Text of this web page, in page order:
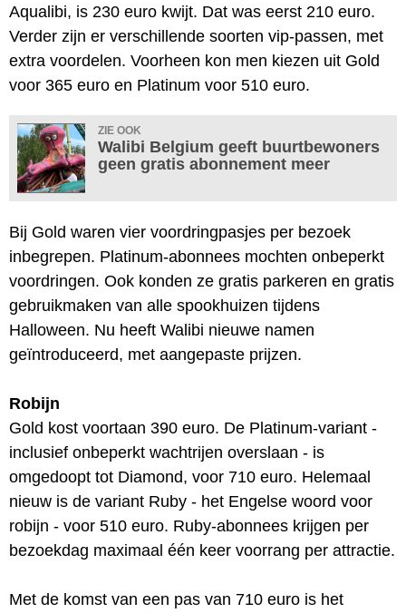
Aqualibi, is 230 euro kwijt. Dat was eerst 210 euro.
Verder zijn er verschillende soorten vip-passen, met
extra voordelen. Voorheen kon men kiezen uit Gold
voor 365 euro en Platinum voor 510 euro.
ZIE OOK
Walibi Belgium geeft buurtbewoners
geen gratis abonnement meer
Bij Gold waren vier voordringpasjes per bezoek
inbegrepen. Platinum-abonnees mochten onbeperkt
voordringen. Ook konden ze gratis parkeren en gratis
gebruikmaken van alle spookhuizen tijdens
Halloween. Nu heeft Walibi nieuwe namen
geïntroduceerd, met aangepaste prijzen.
Robijn
Gold kost voortaan 390 euro. De Platinum-variant -
inclusief onbeperkt wachtrijen overslaan - is
omgedoopt tot Diamond, voor 710 euro. Helemaal
nieuw is de variant Ruby - het Engelse woord voor
robijn - voor 510 euro. Ruby-abonnees krijgen per
bezoekdag maximaal één keer voorrang per attractie.
Met de komst van een pas van 710 euro is het